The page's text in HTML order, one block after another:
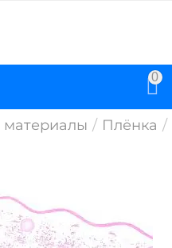
0
материалы / Плёнка /